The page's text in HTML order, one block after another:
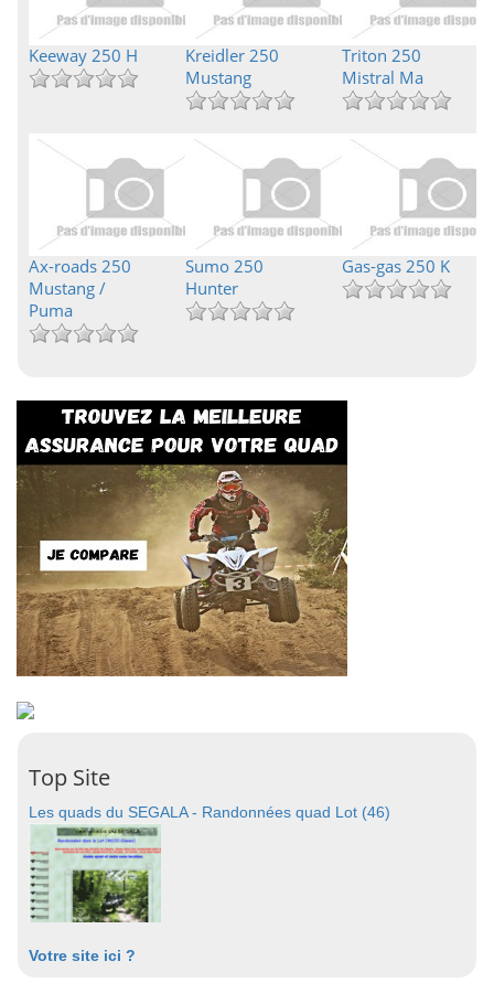
Keeway 250 H
Kreidler 250
Mustang
Triton 250
Mistral Ma
Ax-roads 250
Mustang /
Puma
Sumo 250
Hunter
Gas-gas 250 K
Top Site
Les quads du SEGALA - Randonnées quad Lot (46)
Votre site ici ?